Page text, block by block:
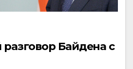
Байдена с